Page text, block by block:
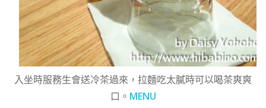
入坐時服務生會送冷茶過來，拉麵吃太膩時可以喝茶爽爽
口。 MENU